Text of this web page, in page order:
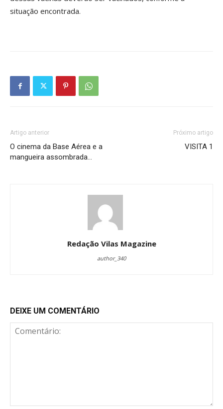
situação encontrada.
Artigo anterior
O cinema da Base Aérea e a
mangueira assombrada…
Próximo artigo
VISITA 1
Redação Vilas Magazine
author_340
DEIXE UM COMENTÁRIO